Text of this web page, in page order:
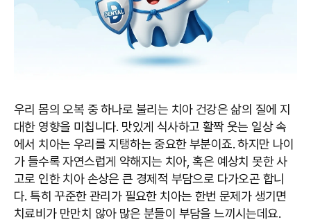
우리 몸의 오복 중 하나로 불리는 치아 건강은 삶의 질에 지
대한 영향을 미칩니다. 맛있게 식사하고 활짝 웃는 일상 속
에서 치아는 우리를 지탱하는 중요한 부분이죠. 하지만 나이
가 들수록 자연스럽게 약해지는 치아, 혹은 예상치 못한 사
고로 인한 치아 손상은 큰 경제적 부담으로 다가오곤 합니
다. 특히 꾸준한 관리가 필요한 치아는 한번 문제가 생기면
치료비가 만만치 않아 많은 분들이 부담을 느끼시는데요.